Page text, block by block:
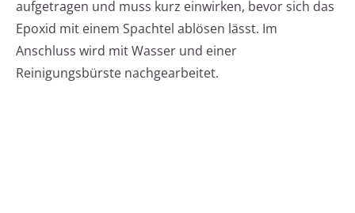
aufgetragen und muss kurz einwirken, bevor sich das
Epoxid mit einem Spachtel ablösen lässt. Im
Anschluss wird mit Wasser und einer
Reinigungsbürste nachgearbeitet.